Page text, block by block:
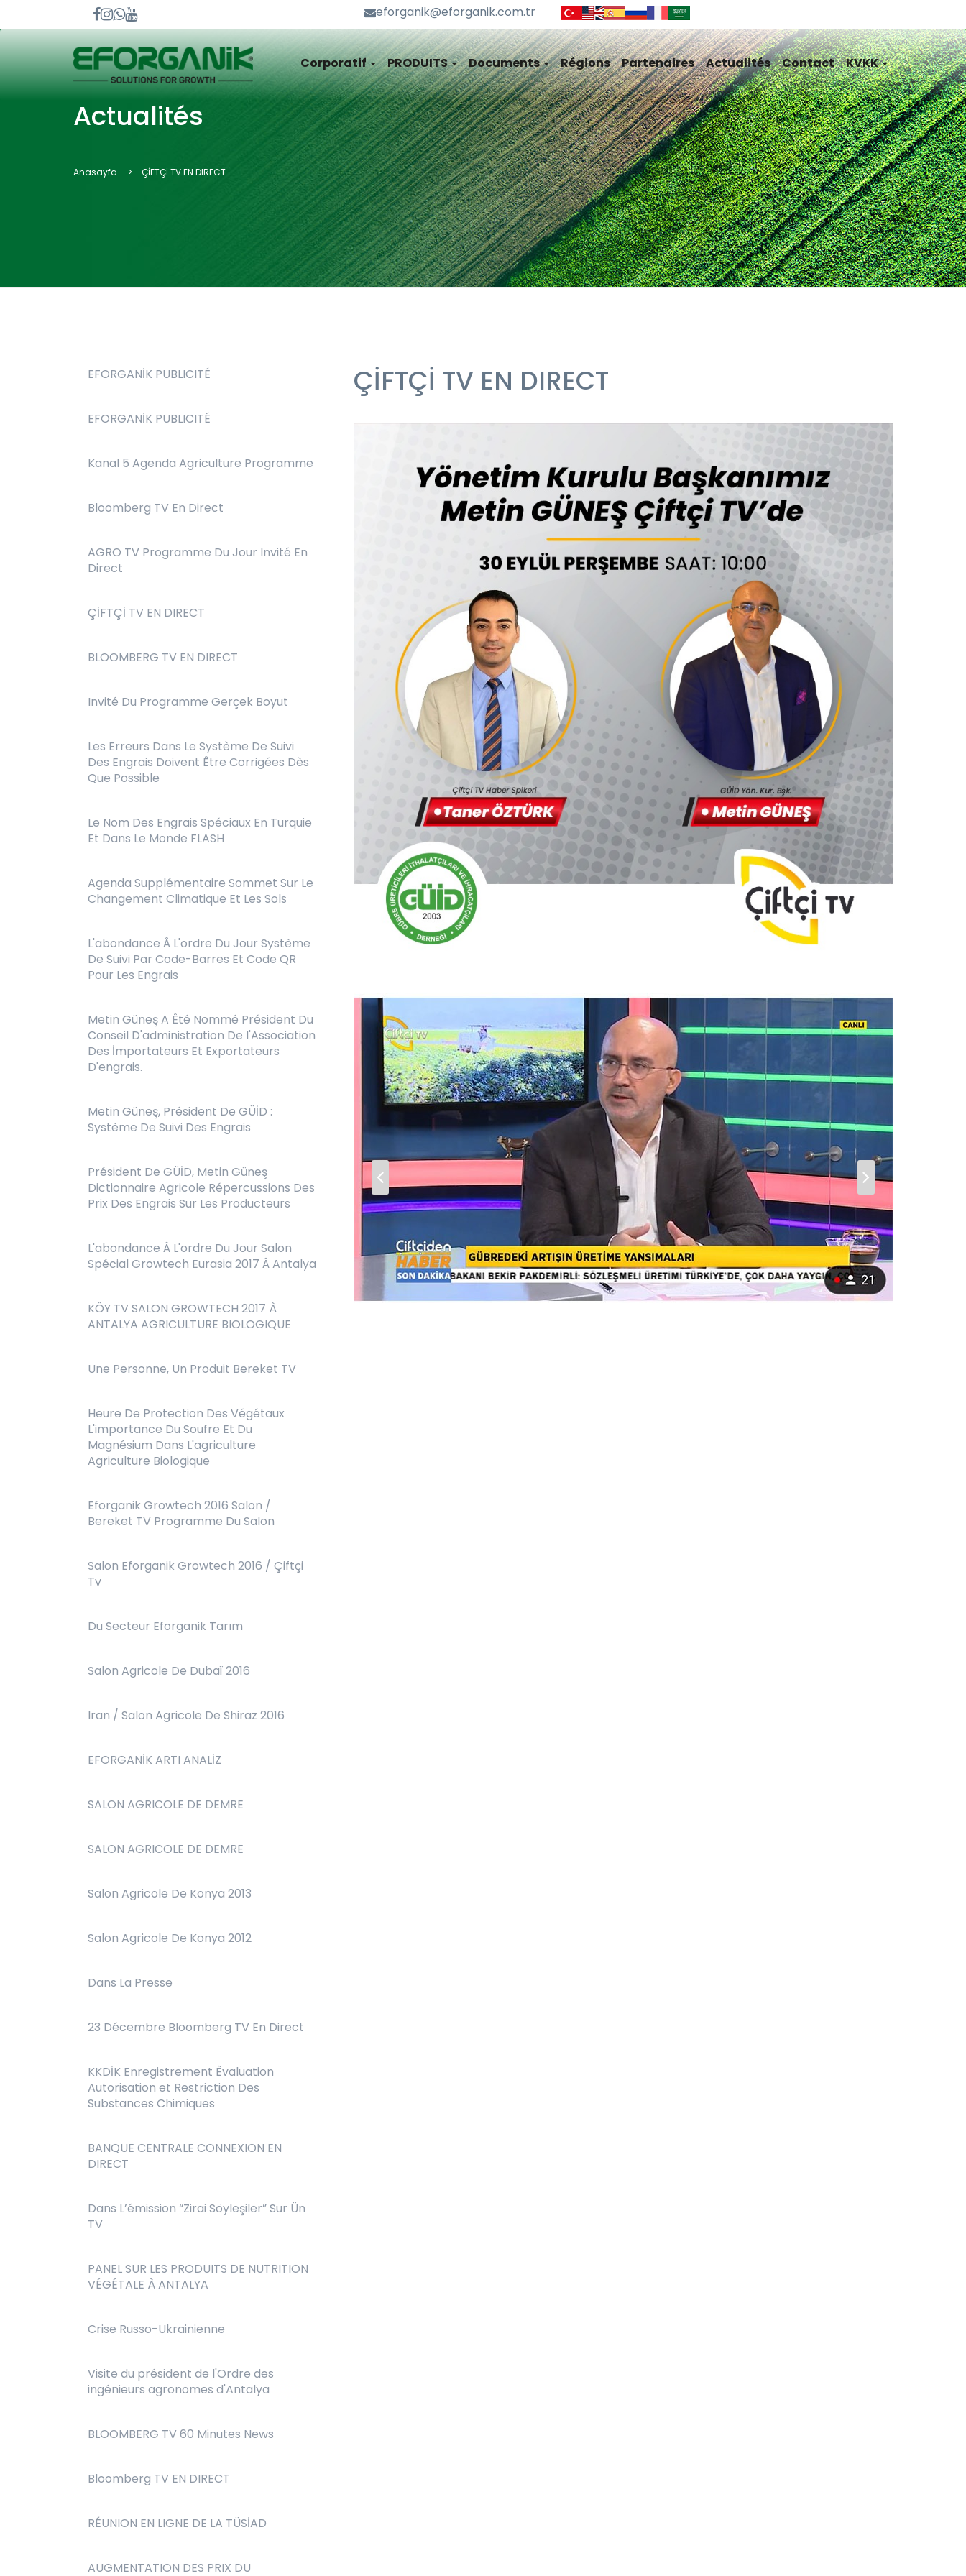
eforganik@eforganik.com.tr
Corporatif PRODUITS Documents Régions Partenaires Actualités Contact KVKK
Actualités
Anasayfa ÇİFTÇİ TV EN DIRECT
EFORGANİK PUBLICITÉ
EFORGANİK PUBLICITÉ
Kanal 5 Agenda Agriculture Programme
Bloomberg TV En Direct
AGRO TV Programme Du Jour Invité En
Direct
ÇİFTÇİ TV EN DIRECT
BLOOMBERG TV EN DIRECT
Invité Du Programme Gerçek Boyut
Les Erreurs Dans Le Système De Suivi
Des Engrais Doivent Être Corrigées Dès
Que Possible
Le Nom Des Engrais Spéciaux En Turquie
Et Dans Le Monde FLASH
Agenda Supplémentaire Sommet Sur Le
Changement Climatique Et Les Sols
L'abondance Â L'ordre Du Jour Système
De Suivi Par Code-Barres Et Code QR
Pour Les Engrais
Metin Güneş A Êté Nommé Président Du
Conseil D'administration De l'Association
Des İmportateurs Et Exportateurs
D'engrais.
Metin Güneş, Président De GÜİD :
Système De Suivi Des Engrais
Président De GÜİD, Metin Güneş
Dictionnaire Agricole Répercussions Des
Prix Des Engrais Sur Les Producteurs
L'abondance Â L'ordre Du Jour Salon
Spécial Growtech Eurasia 2017 Â Antalya
KÖY TV SALON GROWTECH 2017 À
ANTALYA AGRICULTURE BIOLOGIQUE
Une Personne, Un Produit Bereket TV
Heure De Protection Des Végétaux
L'importance Du Soufre Et Du
Magnésium Dans L'agriculture
Agriculture Biologique
Eforganik Growtech 2016 Salon /
Bereket TV Programme Du Salon
Salon Eforganik Growtech 2016 / Çiftçi
Tv
Du Secteur Eforganik Tarım
Salon Agricole De Dubaï 2016
Iran / Salon Agricole De Shiraz 2016
EFORGANİK ARTI ANALİZ
SALON AGRICOLE DE DEMRE
SALON AGRICOLE DE DEMRE
Salon Agricole De Konya 2013
Salon Agricole De Konya 2012
Dans La Presse
23 Décembre Bloomberg TV En Direct
KKDİK Enregistrement Êvaluation
Autorisation et Restriction Des
Substances Chimiques
BANQUE CENTRALE CONNEXION EN
DIRECT
Dans L’émission “Zirai Söyleşiler” Sur Ün
TV
PANEL SUR LES PRODUITS DE NUTRITION
VÉGÉTALE À ANTALYA
Crise Russo-Ukrainienne
Visite du président de l'Ordre des
ingénieurs agronomes d'Antalya
BLOOMBERG TV 60 Minutes News
Bloomberg TV EN DIRECT
RÉUNION EN LIGNE DE LA TÜSİAD
AUGMENTATION DES PRIX DU
ÇİFTÇİ TV EN DIRECT